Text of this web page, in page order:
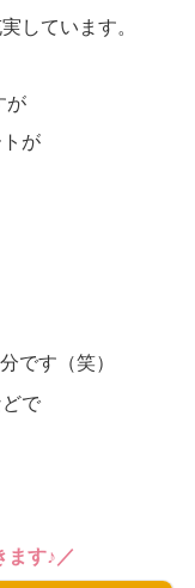
しています。
が
が
です（笑）
で
ます♪／